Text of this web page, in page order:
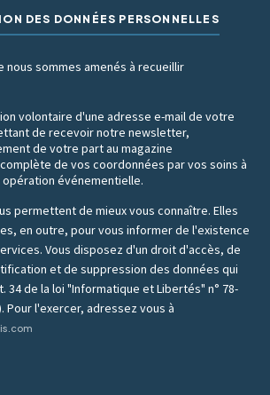
DES DONNÉES PERSONNELLES
nous sommes amenés à recueillir
volontaire d'une adresse e-mail de votre
de recevoir notre newsletter,
de votre part au magazine
de vos coordonnées par vos soins à
événementielle.
permettent de mieux vous connaître. Elles
en outre, pour vous informer de l'existence
Vous disposez d'un droit d'accès, de
et de suppression des données qui
34 de la loi "Informatique et Libertés" n° 78-
Pour l'exercer, adressez vous à